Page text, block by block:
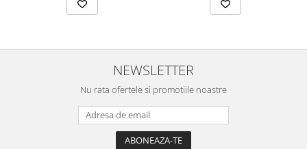
NEWSLETTER
Nu rata ofertele si promotiile noastre